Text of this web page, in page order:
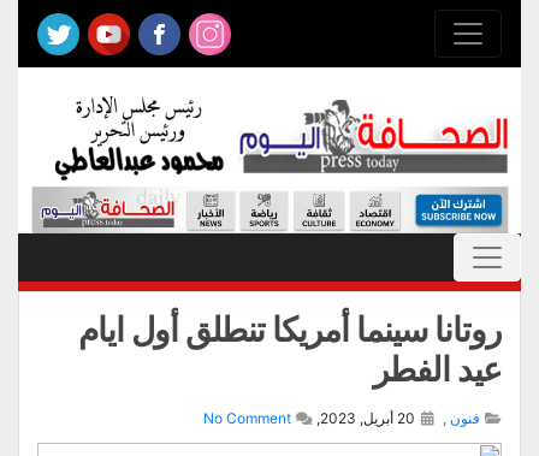
روتانا سينما أمريكا تنطلق أول ايام
عيد الفطر
فنون ,
No Comment